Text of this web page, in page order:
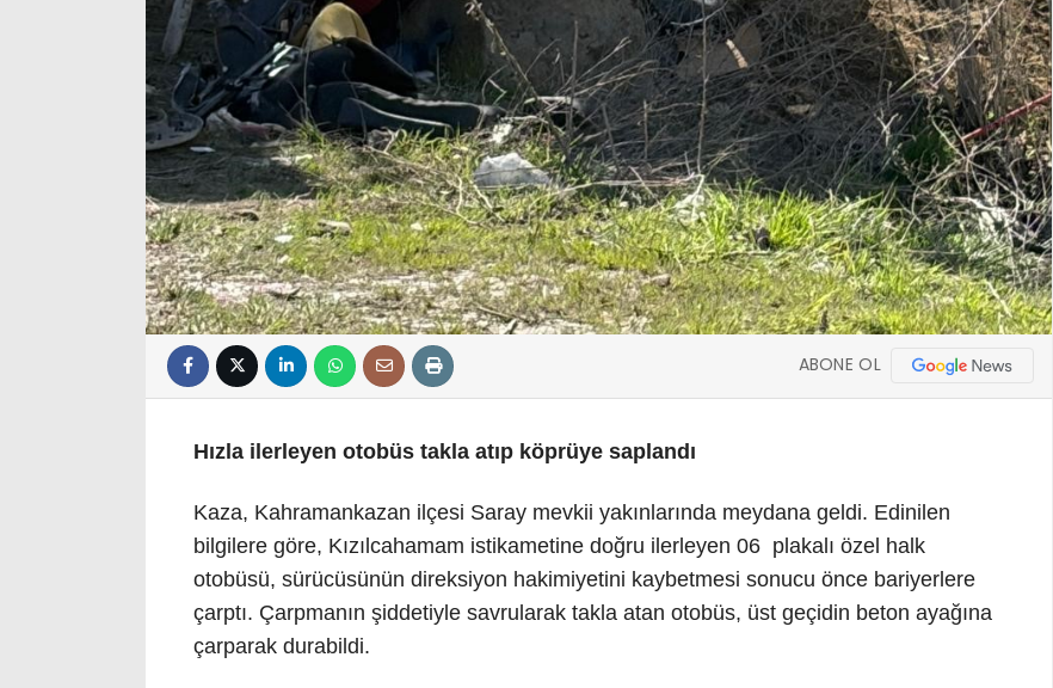
ABONE OL
Hızla ilerleyen otobüs takla atıp köprüye saplandı
Kaza, Kahramankazan ilçesi Saray mevkii yakınlarında meydana geldi. Edinilen
bilgilere göre, Kızılcahamam istikametine doğru ilerleyen 06 plakalı özel halk
otobüsü, sürücüsünün direksiyon hakimiyetini kaybetmesi sonucu önce bariyerlere
çarptı. Çarpmanın şiddetiyle savrularak takla atan otobüs, üst geçidin beton ayağına
çarparak durabildi.